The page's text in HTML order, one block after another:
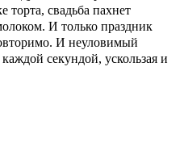
свадьба пахнет
И только праздник
И неуловимый
секундой, ускользая и